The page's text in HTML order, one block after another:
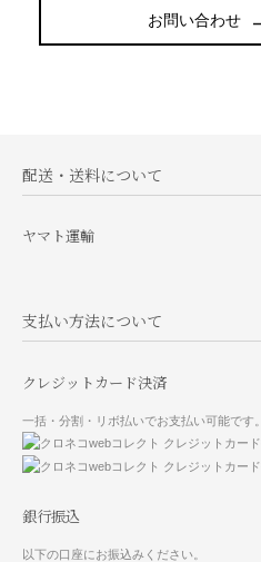
お問い合わせ
配送・送料について
ヤマト運輸
支払い方法について
クレジットカード決済
一括・分割・リボ払いでお支払い可能です。
銀行振込
以下の口座にお振込みください。